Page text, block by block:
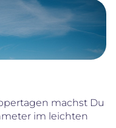
machst Du
im leichten